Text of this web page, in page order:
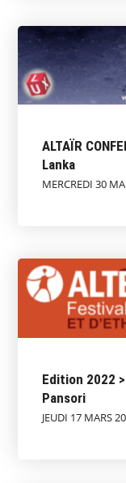
ALTAÏR
Lanka
MERCREDI 30
Edition 2022
Pansori
JEUDI 17 MARS